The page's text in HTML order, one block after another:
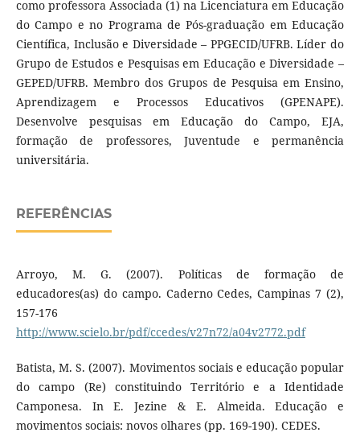
como professora Associada (1) na Licenciatura em Educação
do Campo e no Programa de Pós-graduação em Educação
Científica, Inclusão e Diversidade – PPGECID/UFRB. Líder do
Grupo de Estudos e Pesquisas em Educação e Diversidade –
GEPED/UFRB. Membro dos Grupos de Pesquisa em Ensino,
Aprendizagem e Processos Educativos (GPENAPE).
Desenvolve pesquisas em Educação do Campo, EJA,
formação de professores, Juventude e permanência
universitária.
REFERÊNCIAS
Arroyo, M. G. (2007). Políticas de formação de
educadores(as) do campo. Caderno Cedes, Campinas 7 (2),
157-176
http://www.scielo.br/pdf/ccedes/v27n72/a04v2772.pdf
Batista, M. S. (2007). Movimentos sociais e educação popular
do campo (Re) constituindo Território e a Identidade
Camponesa. In E. Jezine & E. Almeida. Educação e
movimentos sociais: novos olhares (pp. 169-190). CEDES.